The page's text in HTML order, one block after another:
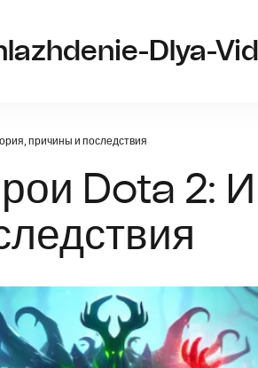
Dlya-
причины и последствия
Dota 2: